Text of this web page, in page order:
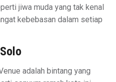
jiwa muda yang tak kenal
kebebasan dalam setiap
adalah bintang yang